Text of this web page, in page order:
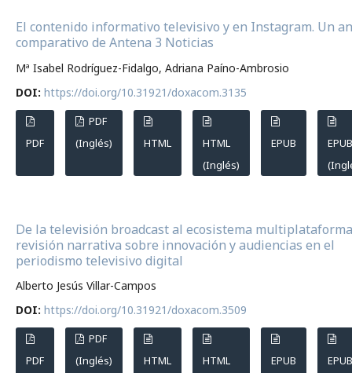
El contenido informativo televisivo y en Instagram. Un
comparativo de Antena 3 Noticias
Mª Isabel Rodríguez-Fidalgo, Adriana Paíno-Ambrosio
DOI: https://doi.org/10.31921/doxacom.3135
PDF
PDF
(Inglés)
HTML
HTML
(Inglés)
EPUB
De la televisión broadcast al ecosistema
revisión narrativa sobre innovación y audiencias en el
periodismo televisivo digital
Alberto Jesús Villar-Campos
DOI: https://doi.org/10.31921/doxacom.3509
PDF
PDF
(Inglés)
HTML
HTML
EPUB